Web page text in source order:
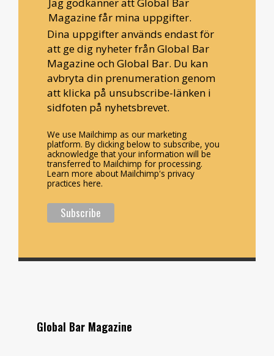
Magazine får mina uppgifter.
Dina uppgifter används endast för
att ge dig nyheter från Global Bar
Magazine och Global Bar. Du kan
avbryta din prenumeration genom
att klicka på unsubscribe-länken i
sidfoten på nyhetsbrevet.
We use Mailchimp as our marketing
platform. By clicking below to subscribe, you
acknowledge that your information will be
transferred to Mailchimp for processing.
Learn more about Mailchimp's privacy
practices here.
Global Bar Magazine